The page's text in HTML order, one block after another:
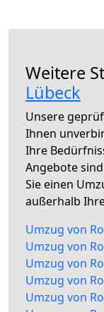
Weitere
Lübeck
Unsere
Ihnen
Ihre
Angebote
Sie einen
außerhalb
Umzug von
Umzug von
Umzug von
Umzug von
Umzug von